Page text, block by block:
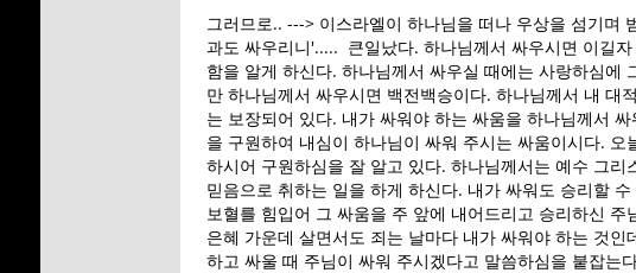
9
AUGUST
2022
CORNERSTONE
SUNDAY SCHOOL
DIRECTOR 정호용
선생 간증
2
APRIL
2022
김정희 집사의 간증
그러므로.. ---> 이스라엘이 하나님을 떠나 우상을 섬기
과도 싸우리니'..... 큰일났다. 하나님께서 싸우시면 이길
함을 알게 하신다. 하나님께서 싸우실 때에는 사랑하심에
만 하나님께서 싸우시면 백전백승이다. 하나님께서 내 대
는 보장되어 있다. 내가 싸워야 하는 싸움을 하나님께서
을 구원하여 내심이 하나님이 싸워 주시는 싸움이시다.
하시어 구원하심을 잘 알고 있다. 하나님께서는 예수 그
믿음으로 취하는 일을 하게 하신다. 내가 싸워도 승리할
보혈를 힘입어 그 싸움을 주 앞에 내어드리고 승리하신
은혜 가운데 살면서도 죄는 날마다 내가 싸워야 하는 것
하고 싸울 때 주님이 싸워 주시겠다고 말씀하심을 붙잡는